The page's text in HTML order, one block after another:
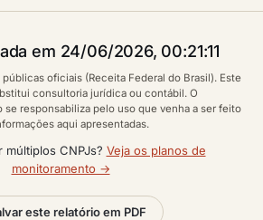
em 24/06/2026, 00:21:11
oficiais (Receita Federal do Brasil). Este
consultoria jurídica ou contábil. O
se responsabiliza pelo uso que venha a ser feito
aqui apresentadas.
múltiplos CNPJs? Veja os planos de
monitoramento →
este relatório em PDF